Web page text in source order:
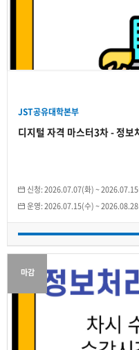
JST공유대학본부
디지털 자격 마스터3차 - 정보
신청:2026.07.07(화)~
운영:2026.07.15(수)~
디지털 자격 마스
마감